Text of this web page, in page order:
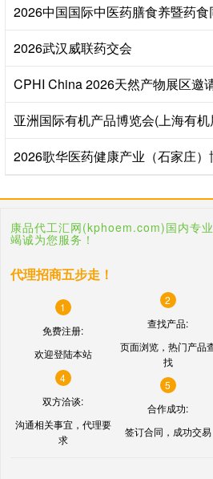
2026中国国际中医药膳食养暨药
2026武汉威联药交会
CPHI China 2026天然产物展区邀
亚洲国际有机产品博览会(上海有机
2026歌华医药健康产业（石家庄）
康品代工汇网(kphoem.com)国内专
竭诚为您服务！
代理招商五步走！
1
免费注册:
欢迎登陆本站
2
查找产品:
页面浏览，热门产品
找
4
双方洽谈:
沟通相关事宜，代理要
求
5
合作成功:
签订合同，成功交易